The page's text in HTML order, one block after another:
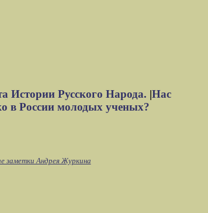
Истории Русского Народа. |Нас
в России молодых ученых?
заметки Андрея Журкина